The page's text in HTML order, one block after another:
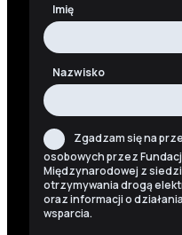
Imię
Nazwisko
Zgadzam się na
osobowych przez
Międzynarodowej z
otrzymywania drogą
oraz informacji o
wsparcia.